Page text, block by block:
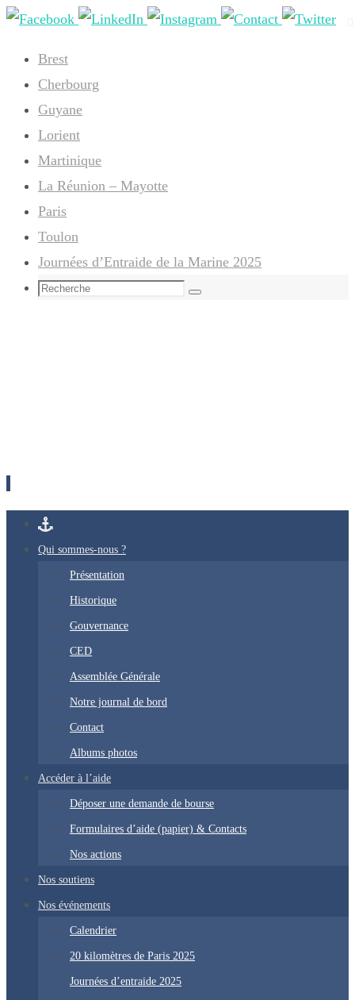
Passer
contenu
Brest
Cherbourg
Guyane
Lorient
Martinique
La Réunion – Mayotte
Paris
Toulon
Journées d’Entraide de la Marine 2025
Search
Recherche
Passer
vers
Qui sommes-nous ?
Présentation
Historique
Gouvernance
CED
Assemblée Générale
Notre journal de bord
Contact
Albums photos
Accéder à l’aide
Déposer une demande de bourse
Formulaires d’aide (papier) & Contacts
Nos actions
Nos soutiens
Nos événements
Calendrier
20 kilomètres de Paris 2025
Journées d’entraide 2025